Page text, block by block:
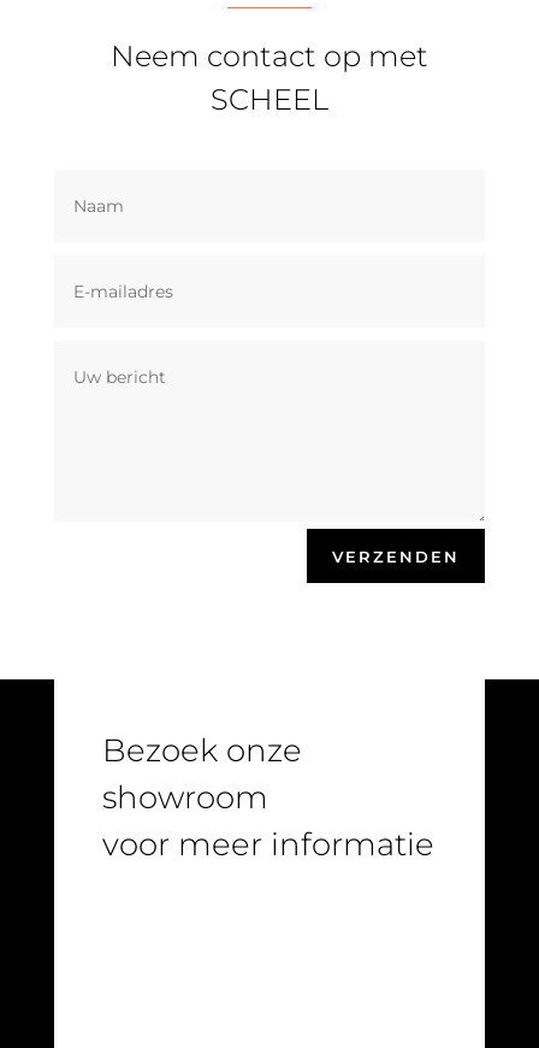
Neem contact op met
SCHEEL
VERZENDEN
Bezoek onze
showroom
voor meer informatie